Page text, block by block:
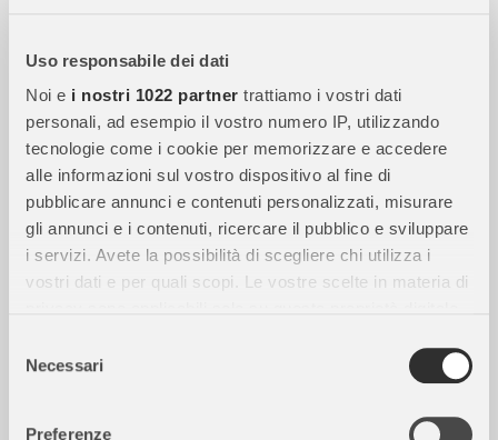
Uso responsabile dei dati
Noi e i nostri 1022 partner trattiamo i vostri dati
personali, ad esempio il vostro numero IP, utilizzando
tecnologie come i cookie per memorizzare e accedere
alle informazioni sul vostro dispositivo al fine di
pubblicare annunci e contenuti personalizzati, misurare
gli annunci e i contenuti, ricercare il pubblico e sviluppare
i servizi. Avete la possibilità di scegliere chi utilizza i
vostri dati e per quali scopi. Le vostre scelte in materia di
modificare o revocare il proprio consenso in qualsiasi
momento dalla Dichiarazione sui cookie o facendo clic
delNecessari
Preferenze
€32,50
in arrivo
APTAMIL
Latte Aptamil Profutura 1 in Polvere 800g – Latte
Iniziale per Neonati